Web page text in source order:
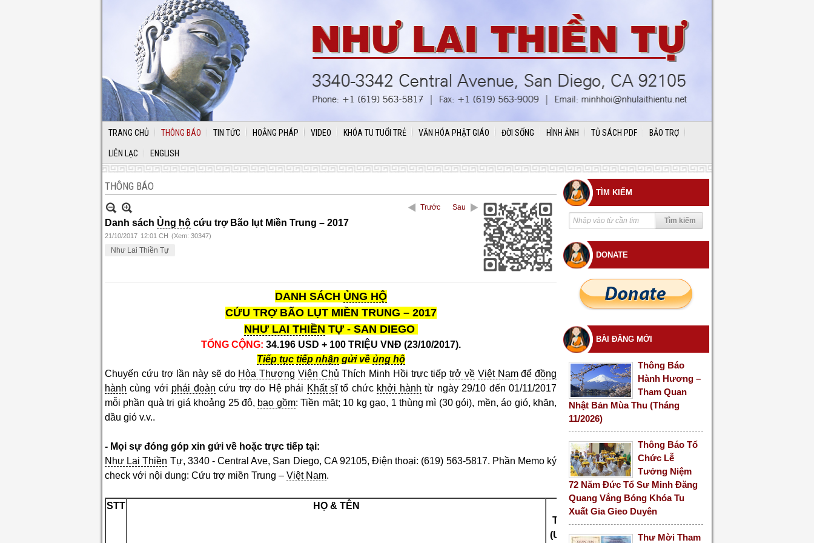
TRANG CHỦ THÔNG BÁO TIN TỨC HOẰNG PHÁP VIDEO KHÓA TU TUỔI TRẺ VĂN HÓA PHẬT GIÁO ĐỜI SỐNG HÌNH ẢNH TỦ SÁCH PDF BẢO TRỢ
LIÊN LẠC ENGLISH
THÔNG BÁO
Trước Sau
Danh sách Ủng hộ cứu trợ Bão lụt Miền Trung – 2017
21/10/2017 12:01 CH (Xem: 30347)
Như Lai Thiền Tự
DANH SÁCH ỦNG HỘ
CỨU TRỢ BÃO LỤT MIỀN TRUNG – 2017
NHƯ LAI THIỀN TỰ - SAN DIEGO
TỔNG CỘNG: 34.196 USD + 100 TRIỆU VNĐ (23/10/2017).
Tiếp tục tiếp nhận gửi về ủng hộ
Chuyến cứu trợ lần này sẽ do Hòa Thượng Viện Chủ Thích Minh Hồi trực tiếptrở về Việt Namđểđồng
hành cùng với phái đoàn cứu trợ do Hệ phái Khất sĩtổ chức khởi hành từ ngày 29/10 đến 01/11/2017
mỗi phần quà trị giá khoảng 25 đô, bao gồm: Tiền mặt; 10 kg gạo, 1 thùng mì (30 gói), mền, áo gió, khăn,
dầu gió v.v..
- Mọi sự đóng góp xin gửi về hoặc trực tiếp tại:
Như Lai Thiền Tự, 3340 - Central Ave, San Diego, CA 92105, Điện thoại: (619) 563-5817. Phần Memo ký
check với nội dung: Cứu trợ miền Trung – Việt Nam.
STT HỌ & TÊN
SỐ
TIỀN
(USD)
ĐƠN VỊ
TÌM KIẾM
DONATE
BÀI ĐĂNG MỚI
Thông Báo
Hành Hương –
Tham Quan
Nhật Bản Mùa Thu (Tháng
11/2026)
Thông Báo Tổ
Chức Lễ
Tưởng Niệm
72 Năm Đức Tổ Sư Minh Đăng
Quang Vắng Bóng Khóa Tu
Xuất Gia Gieo Duyên
Thư Mời Tham